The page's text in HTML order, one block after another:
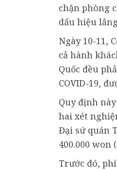
chặn phòng
dấu hiệu
Ngày 10-11,
cả hành
Quốc đều
COVID-19,
Quy định
hai xét
Đại sứ quán
400.000 won
Trước đó,